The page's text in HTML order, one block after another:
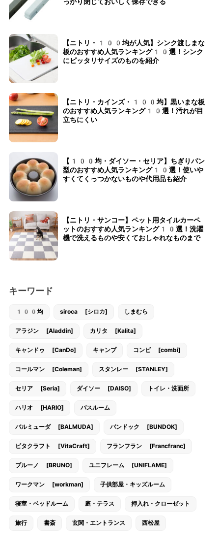
【ニトリ・100均が人気】シンク渡しまな
板のおすすめ人気ランキング10選！シンク
にピッタリサイズのものを紹介
【ニトリ・カインズ・100均】黒いまな板
のおすすめ人気ランキング10選！汚れが目
立ちにくい
【100均・ダイソー・セリア】ちぎりパン
型のおすすめ人気ランキング10選！使いや
すくてくっつかないものや代用品も紹介
【ニトリ・サンコー】ペット用タイルカーペ
ットのおすすめ人気ランキング10選！洗濯
機で洗えるものや安くておしゃれなものまで
キーワード
100均 siroca [シロカ] しまむら
アラジン [Aladdin] カリタ [Kalita]
キャンドゥ [CanDo] キャンプ コンビ [combi]
コールマン [Coleman] スタンレー [STANLEY]
セリア [Seria] ダイソー [DAISO] トイレ・洗面所
ハリオ [HARIO] バスルーム
バルミューダ [BALMUDA] バンドック [BUNDOK]
ビタクラフト [VitaCraft] フランフラン [Francfranc]
ブルーノ [BRUNO] ユニフレーム [UNIFLAME]
ワークマン [workman] 子供部屋・キッズルーム
寝室・ベッドルーム 庭・テラス 押入れ・クローゼット
旅行 書斎 玄関・エントランス 西松屋